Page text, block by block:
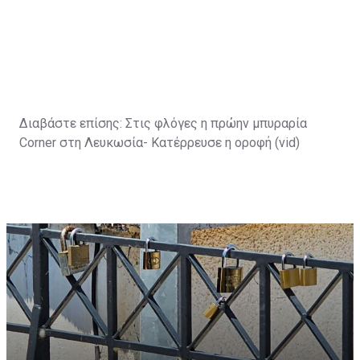
Διαβάστε επίσης: Στις φλόγες η πρώην μπυραρία
Corner στη Λευκωσία- Κατέρρευσε η οροφή (vid)